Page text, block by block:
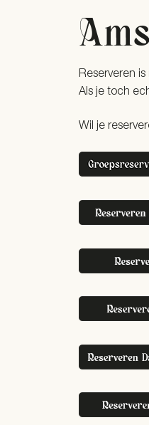
Reserveren
Als je toch
Wil je